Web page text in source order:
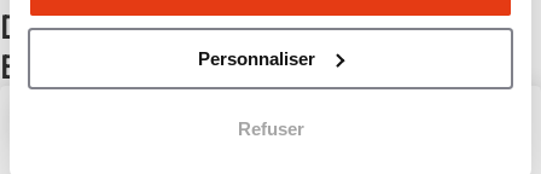
Personnaliser
Refuser
D'autres actualités du réseau
BIOCOLD PROCESS
alimentaire : un secteur